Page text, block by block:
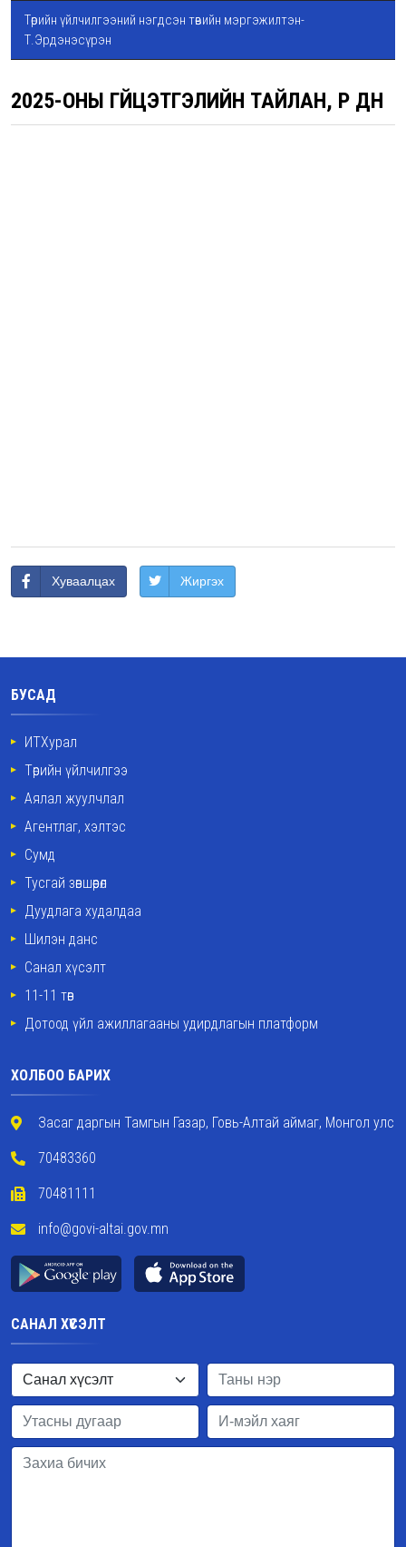
Төрийн үйлчилгээний нэгдсэн төвийн мэргэжилтэн-
Т.Эрдэнэсүрэн
2025-ОНЫ ГҮЙЦЭТГЭЛИЙН ТАЙЛАН, ҮР ДҮН
Хуваалцах Жиргэх
БУСАД
ИТХурал
Төрийн үйлчилгээ
Аялал жуулчлал
Агентлаг, хэлтэс
Сумд
Тусгай зөвшөөрөл
Дуудлага худалдаа
Шилэн данс
Санал хүсэлт
11-11 төв
Дотоод үйл ажиллагааны удирдлагын платформ
ХОЛБОО БАРИХ
Засаг даргын Тамгын Газар, Говь-Алтай аймаг, Монгол улс
70483360
70481111
info@govi-altai.gov.mn
САНАЛ ХҮСЭЛТ